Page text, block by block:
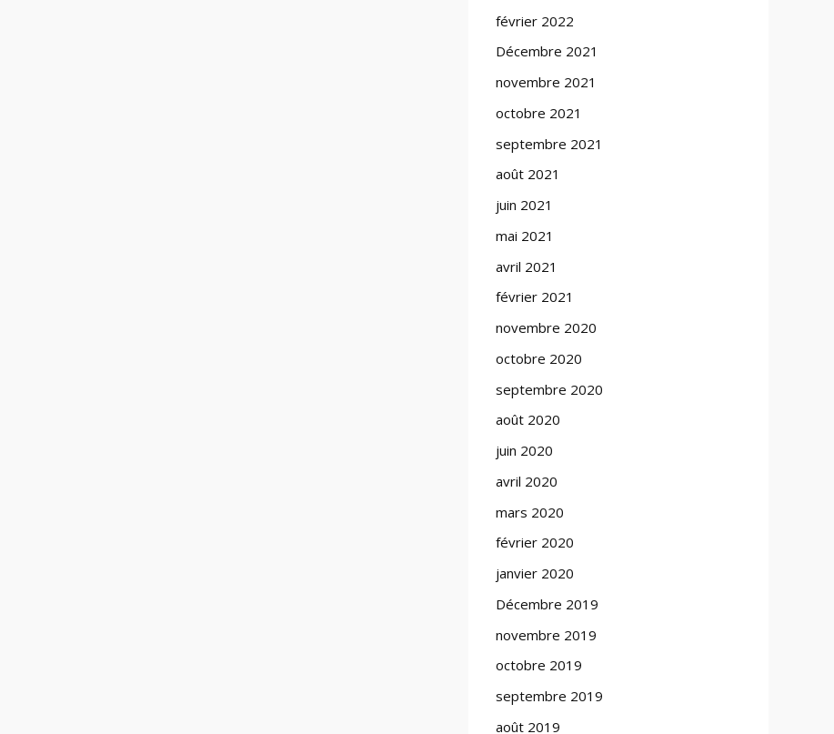
février 2022
Décembre 2021
novembre 2021
octobre 2021
septembre 2021
août 2021
juin 2021
mai 2021
avril 2021
février 2021
novembre 2020
octobre 2020
septembre 2020
août 2020
juin 2020
avril 2020
mars 2020
février 2020
janvier 2020
Décembre 2019
novembre 2019
octobre 2019
septembre 2019
août 2019